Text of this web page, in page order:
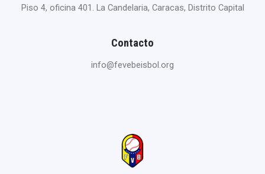
Piso 4, oficina 401. La Candelaria, Caracas, Distrito Capital
Contacto
info@fevebeisbol.org